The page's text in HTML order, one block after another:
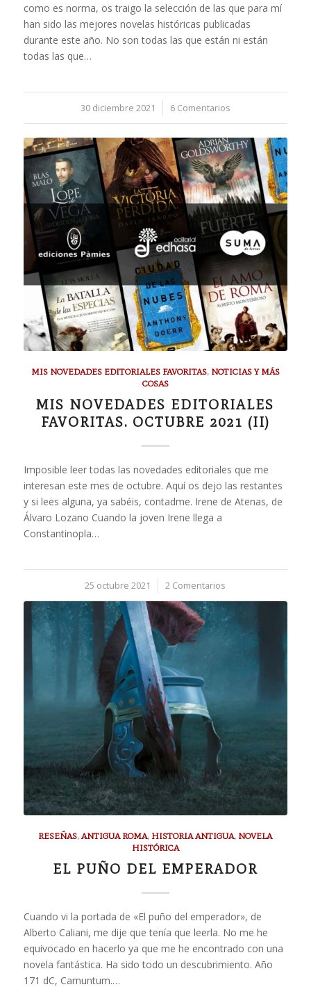
como es norma, os traigo la selección de las que para mí
han sido las mejores novelas históricas publicadas
durante este año. No son todas las que están ni están
todas las que…
30 diciembre 2021
/ 6 Comentarios
MIS NOVEDADES EDITORIALES FAVORITAS, NOTICIAS Y MÁS
COSAS
MIS NOVEDADES EDITORIALES
FAVORITAS. OCTUBRE 2021 (II)
Imposible leer todas las novedades editoriales que me
interesan este mes de octubre. Aquí os dejo las restantes
y si lees alguna, ya sabéis, contadme. Irene de Atenas, de
Álvaro Lozano Cuando la joven Irene llega a
Constantinopla…
25 octubre 2021
/ 2 Comentarios
RESEÑAS,ANTIGUA ROMA, HISTORIA ANTIGUA, NOVELA
HISTÓRICA
EL PUÑO DEL EMPERADOR
Cuando vi la portada de «El puño del emperador», de
Alberto Caliani, me dije que tenía que leerla. No me he
equivocado en hacerlo ya que me he encontrado con una
novela fantástica. Ha sido todo un descubrimiento. Año
171 dC, Carnuntum.…